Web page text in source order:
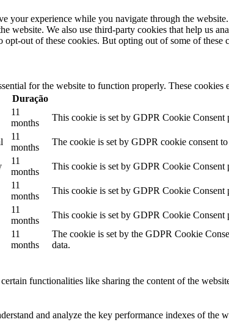
your experience while you navigate through the
website. We also use third-party cookies that help us
opt-out of these cookies. But opting out of some of
for the website to function properly. These
Duração
11
months
This cookie is set by GDPR Cookie Consent
11
months
The cookie is set by GDPR cookie consent
11
months
This cookie is set by GDPR Cookie Consent
11
months
This cookie is set by GDPR Cookie Consent
11
months
This cookie is set by GDPR Cookie Consent
11
months
The cookie is set by the GDPR Cookie
data.
functionalities like sharing the content of the
and analyze the key performance indexes of